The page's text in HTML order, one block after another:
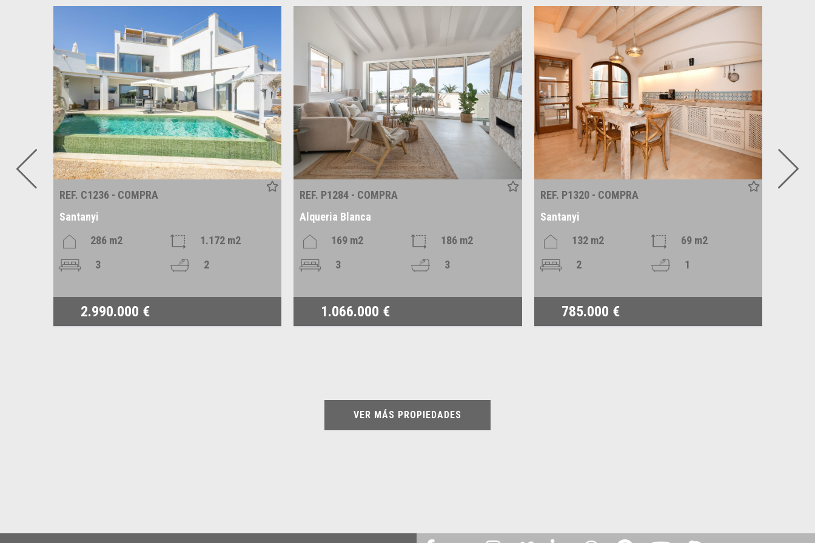
REF. C1236 - COMPRA
Santanyi
286 m2
1.172 m2
3
2
2.990.000 €
REF. P1284 - COMPRA
Alqueria Blanca
169 m2
186 m2
3
3
1.066.000 €
REF. P1320 - COMPRA
Santanyi
132 m2
69 m2
2
1
785.000 €
VER MÁS PROPIEDADES